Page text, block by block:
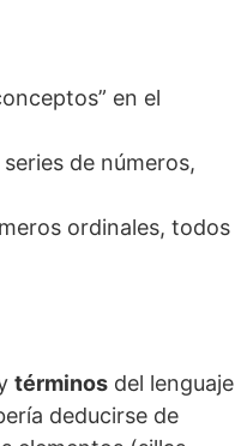
en el
de números,
ordinales, todos
términos del lenguaje
deducirse de